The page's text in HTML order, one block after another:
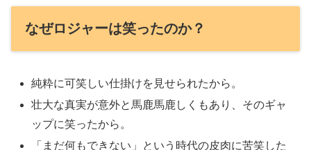
なぜロジャーは笑ったのか？
純粋に可笑しい仕掛けを見せられたから。
壮大な真実が意外と馬鹿馬鹿しくもあり、そのギャ
ップに笑ったから。
「まだ何もできない」という時代の皮肉に苦笑した